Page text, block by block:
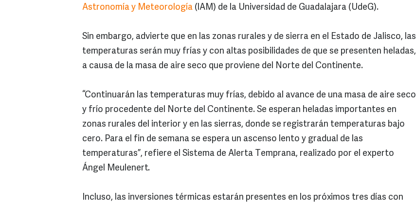
Astronomía y Meteorología (IAM) de la Universidad de Guadalajara (UdeG).
Sin embargo, advierte que en las zonas rurales y de sierra en el Estado de Jalisco, las
temperaturas serán muy frías y con altas posibilidades de que se presenten heladas,
a causa de la masa de aire seco que proviene del Norte del Continente.
“Continuarán las temperaturas muy frías, debido al avance de una masa de aire seco
y frío procedente del Norte del Continente. Se esperan heladas importantes en
zonas rurales del interior y en las sierras, donde se registrarán temperaturas bajo
cero. Para el fin de semana se espera un ascenso lento y gradual de las
temperaturas”, refiere el Sistema de Alerta Temprana, realizado por el experto
Ángel Meulenert.
Incluso, las inversiones térmicas estarán presentes en los próximos tres días con